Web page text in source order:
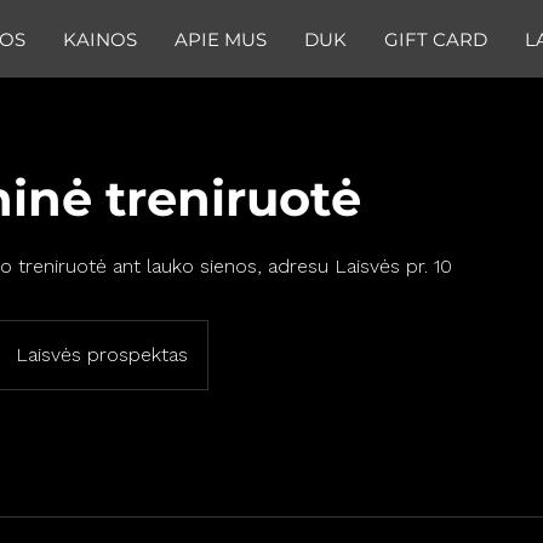
KAINOS APIE MUS DUK GIFT CARD
treniruotė
treniruotė ant lauko sienos, adresu Laisvės pr. 10
Laisvės prospektas